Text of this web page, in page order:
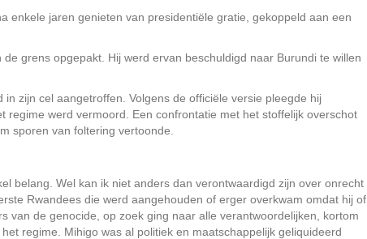
enkele jaren genieten van presidentiële gratie, gekoppeld aan een
grens opgepakt. Hij werd ervan beschuldigd naar Burundi te willen
zijn cel aangetroffen. Volgens de officiële versie pleegde hij
werd vermoord. Een confrontatie met het stoffelijk overschot
sporen van foltering vertoonde.
belang. Wel kan ik niet anders dan verontwaardigd zijn over onrecht
Rwandees die werd aangehouden of erger overkwam omdat hij of
van de genocide, op zoek ging naar alle verantwoordelijken, kortom
regime. Mihigo was al politiek en maatschappelijk geliquideerd